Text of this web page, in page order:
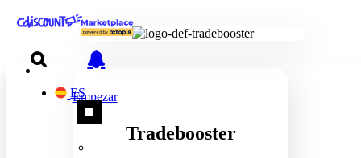
ES
Empezar
Tradebooster